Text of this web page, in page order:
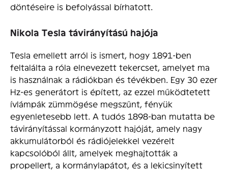
döntéseire is befolyással bírhatott.
Nikola Tesla távirányítású hajója
Tesla emellett arról is ismert, hogy 1891-ben
feltalálta a róla elnevezett tekercset, amelyet ma
is használnak a rádiókban és tévékben. Egy 30 ezer
Hz-es generátort is épített, az ezzel működtetett
ívlámpák zümmögése megszűnt, fényük
egyenletesebb lett. A tudós 1898-ban mutatta be
távirányítással kormányzott hajóját, amely nagy
akkumulátorból és rádiójelekkel vezérelt
kapcsolóból állt, amelyek meghajtották a
propellert, a kormánylapátot, és a lekicsinyített